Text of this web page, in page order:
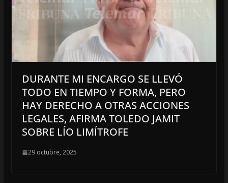
DURANTE MI ENCARGO SE LLEVÓ
TODO EN TIEMPO Y FORMA, PERO
HAY DERECHO A OTRAS ACCIONES
LEGALES, AFIRMA TOLEDO JAMIT
SOBRE LÍO LIMÍTROFE
29 octubre, 2025